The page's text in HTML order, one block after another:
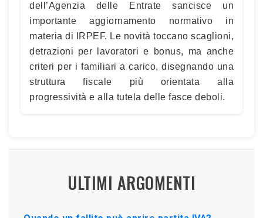
dell’Agenzia delle Entrate sancisce un
importante aggiornamento normativo in
materia di IRPEF. Le novità toccano scaglioni,
detrazioni per lavoratori e bonus, ma anche
criteri per i familiari a carico, disegnando una
struttura fiscale più orientata alla
progressività e alla tutela delle fasce deboli.
ULTIMI ARGOMENTI